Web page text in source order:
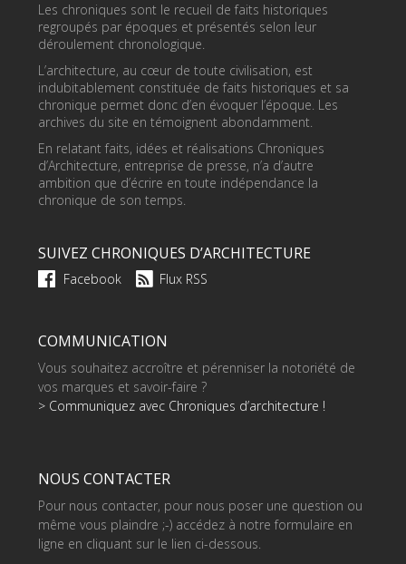
Les chroniques sont le recueil de faits historiques
regroupés par époques et présentés selon leur
déroulement chronologique.
L’architecture, au cœur de toute civilisation, est
indubitablement constituée de faits historiques et sa
chronique permet donc d’en évoquer l’époque. Les
archives du site en témoignent abondamment.
En relatant faits, idées et réalisations Chroniques
d’Architecture, entreprise de presse, n’a d’autre
ambition que d’écrire en toute indépendance la
chronique de son temps.
SUIVEZ CHRONIQUES D’ARCHITECTURE
Facebook Flux RSS
COMMUNICATION
Vous souhaitez accroître et pérenniser la notoriété de
vos marques et savoir-faire ?
> Communiquez avec Chroniques d’architecture !
NOUS CONTACTER
Pour nous contacter, pour nous poser une question ou
même vous plaindre ;-) accédez à notre formulaire en
ligne en cliquant sur le lien ci-dessous.